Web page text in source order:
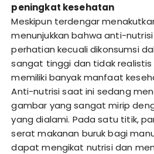
peningkat kesehatan
Meskipun terdengar
menunjukkan bahwa anti-
perhatian kecuali dikonsumsi
sangat tinggi dan tidak realistis
memiliki banyak manfaat
Anti-nutrisi saat ini sedang
gambar yang sangat mirip
yang dialami. Pada satu titik,
serat makanan buruk bagi
dapat mengikat nutrisi dan